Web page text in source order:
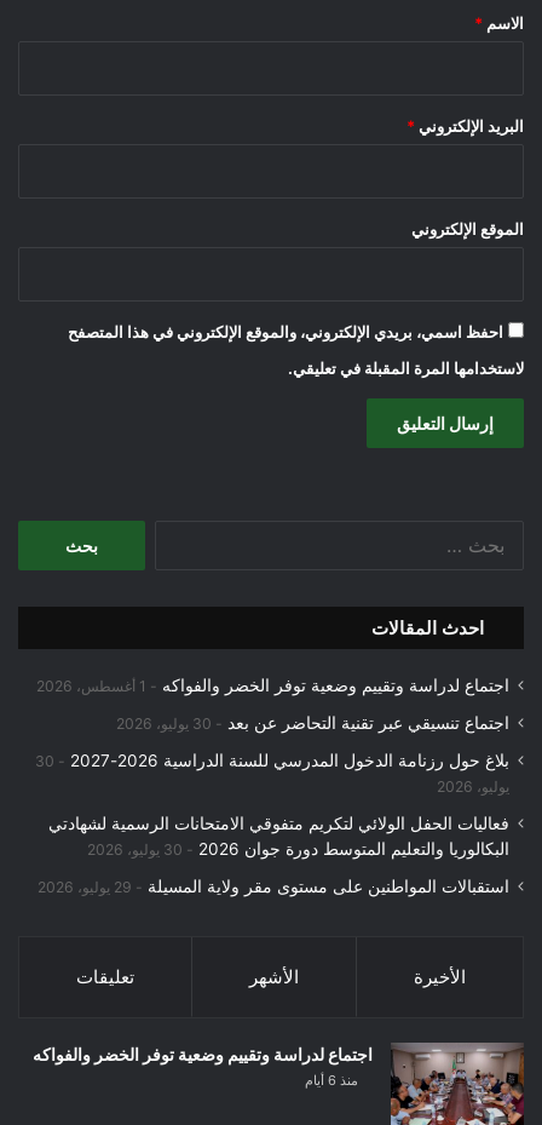
*
الاسم *
البريد الإلكتروني *
الموقع الإلكتروني
احفظ اسمي، بريدي الإلكتروني، والموقع الإلكتروني في هذا المتصفح
لاستخدامها المرة المقبلة في تعليقي.
احدث المقالات
اجتماع لدراسة وتقييم وضعية توفر الخضر والفواكه 1 أغسطس، 2026
اجتماع تنسيقي عبر تقنية التحاضر عن بعد 30 يوليو، 2026
بلاغ حول رزنامة الدخول المدرسي للسنة الدراسية 2026-2027
30
يوليو، 2026
فعاليات الحفل الولائي لتكريم متفوقي الامتحانات الرسمية لشهادتي
البكالوريا والتعليم المتوسط دورة جوان 2026
30 يوليو، 2026
استقبالات المواطنين على مستوى مقر ولاية المسيلة 29 يوليو، 2026
الأخيرة الأشهر تعليقات
اجتماع لدراسة وتقييم وضعية توفر الخضر والفواكه
منذ 6 أيام